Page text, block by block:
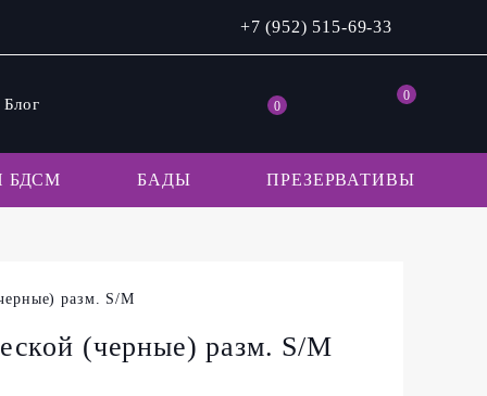
+7 (952) 515-69-33
Блог 0
0
БДСМ БАДЫ ПРЕЗЕРВАТИВЫ
разм. S/M
(черные) разм. S/M